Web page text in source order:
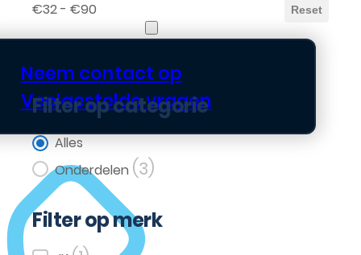
Neem contact op
Veelgestelde vragen
€32 - €90 Reset
Filter op categorie
Filter op categorie
Alles
Onderdelen (3)
Filter op merk